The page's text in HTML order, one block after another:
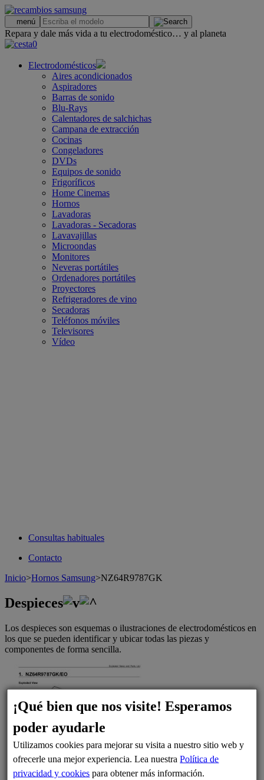
menú
Repara y dale más vida a tu electrodoméstico… y al planeta
0
Electrodomésticos
Aires acondicionados
Aspiradores
Barras de sonido
Blu-Rays
Calentadores de salchichas
Campana de extracción
Cocinas
Congeladores
DVDs
Equipos de sonido
Frigoríficos
Home Cinemas
Hornos
Lavadoras
Lavadoras - Secadoras
Lavavajillas
Microondas
Monitores
Neveras portátiles
Ordenadores portátiles
Proyectores
Refrigeradores de vino
Secadoras
Teléfonos móviles
Televisores
Vídeo
Consultas habituales
Contacto
Inicio>Hornos Samsung>NZ64R9787GK
Despieces
Los despieces son esquemas o ilustraciones de electrodomésticos en
los que se pueden identificar y ubicar todas las piezas y
componentes de forma sencilla.
¡Qué bien que nos visite! Esperamos
poder ayudarle
Utilizamos cookies para mejorar su visita a nuestro sitio web y
ofrecerle una mejor experiencia. Lea nuestraPolítica de
privacidad y cookies para obtener más información.